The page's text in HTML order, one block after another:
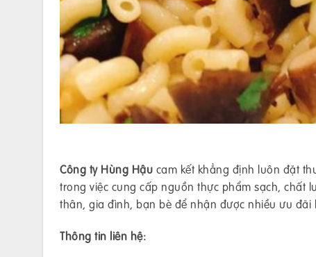
Công ty Hùng Hậu cam kết khẳng định luôn đặt
trong việc cung cấp nguồn thực phẩm sạch, chất
thân, gia đình, bạn bè để nhận được nhiều ưu
Thông tin liên hệ: